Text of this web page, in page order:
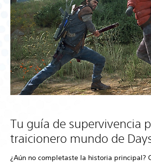
Tu guía de supervivencia
traicionero mundo de
¿Aún no completaste la historia principal?